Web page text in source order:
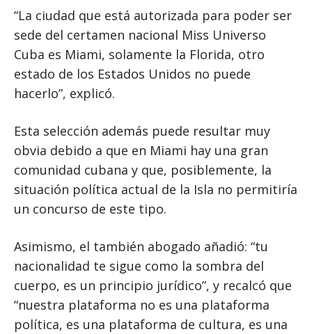
“La ciudad que está autorizada para poder ser
sede del certamen nacional Miss Universo
Cuba es Miami, solamente la Florida, otro
estado de los Estados Unidos no puede
hacerlo”, explicó.
Esta selección además puede resultar muy
obvia debido a que en Miami hay una gran
comunidad cubana y que, posiblemente, la
situación política actual de la Isla no permitiría
un concurso de este tipo.
Asimismo, el también abogado añadió: “tu
nacionalidad te sigue como la sombra del
cuerpo, es un principio jurídico”, y recalcó que
“nuestra plataforma no es una plataforma
política, es una plataforma de cultura, es una